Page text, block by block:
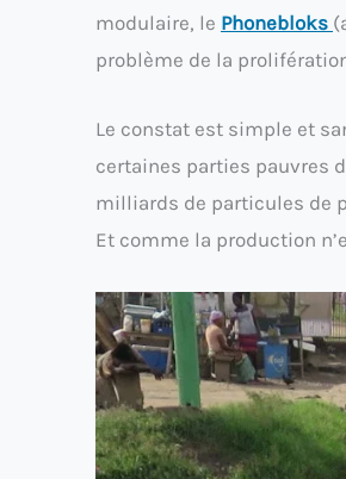
modulaire, le Phonebloks
problème de la
Le constat est simple et
certaines parties pauvres
milliards de particules de
Et comme la production